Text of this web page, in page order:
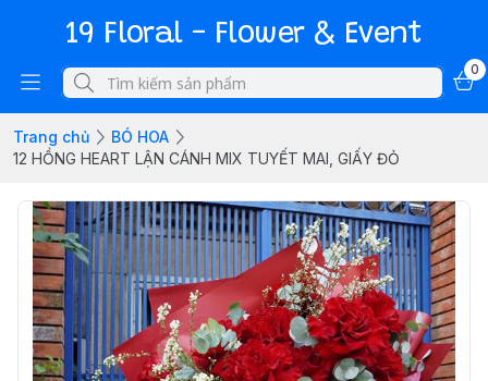
19 Floral - Flower & Event
0
Trang chủ
BÓ HOA
12 HỒNG HEART LẬN CÁNH MIX TUYẾT MAI, GIẤY ĐỎ